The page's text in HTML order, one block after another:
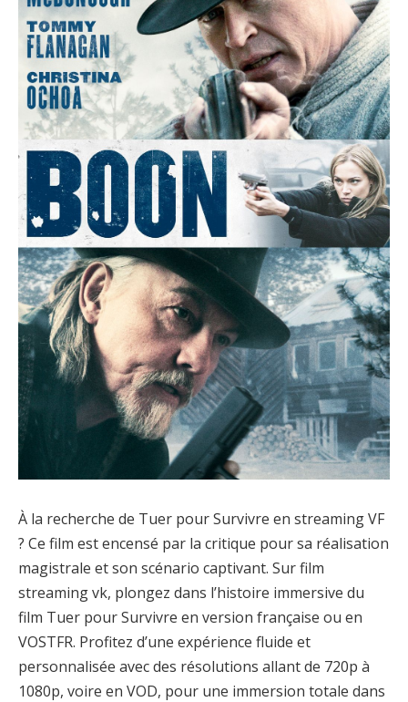
À la recherche de Tuer pour Survivre en streaming VF
? Ce film est encensé par la critique pour sa réalisation
magistrale et son scénario captivant. Sur film
streaming vk, plongez dans l’histoire immersive du
film Tuer pour Survivre en version française ou en
VOSTFR. Profitez d’une expérience fluide et
personnalisée avec des résolutions allant de 720p à
1080p, voire en VOD, pour une immersion totale dans